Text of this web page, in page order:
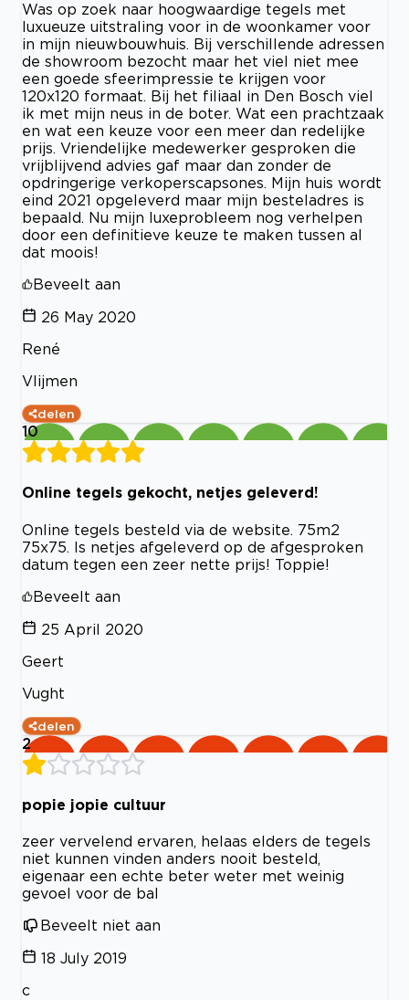
Was op zoek naar hoogwaardige tegels met
luxueuze uitstraling voor in de woonkamer voor
in mijn nieuwbouwhuis. Bij verschillende adressen
de showroom bezocht maar het viel niet mee
een goede sfeerimpressie te krijgen voor
120x120 formaat. Bij het filiaal in Den Bosch viel
ik met mijn neus in de boter. Wat een prachtzaak
en wat een keuze voor een meer dan redelijke
prijs. Vriendelijke medewerker gesproken die
vrijblijvend advies gaf maar dan zonder de
opdringerige verkoperscapsones. Mijn huis wordt
eind 2021 opgeleverd maar mijn besteladres is
bepaald. Nu mijn luxeprobleem nog verhelpen
door een definitieve keuze te maken tussen al
dat moois!
Beveelt aan
26 May 2020
René
Vlijmen
delen
10
Online tegels gekocht, netjes geleverd!
Online tegels besteld via de website. 75m2
75x75. Is netjes afgeleverd op de afgesproken
datum tegen een zeer nette prijs! Toppie!
Beveelt aan
25 April 2020
Geert
Vught
delen
2
popie jopie cultuur
zeer vervelend ervaren, helaas elders de tegels
niet kunnen vinden anders nooit besteld,
eigenaar een echte beter weter met weinig
gevoel voor de bal
Beveelt niet aan
18 July 2019
c